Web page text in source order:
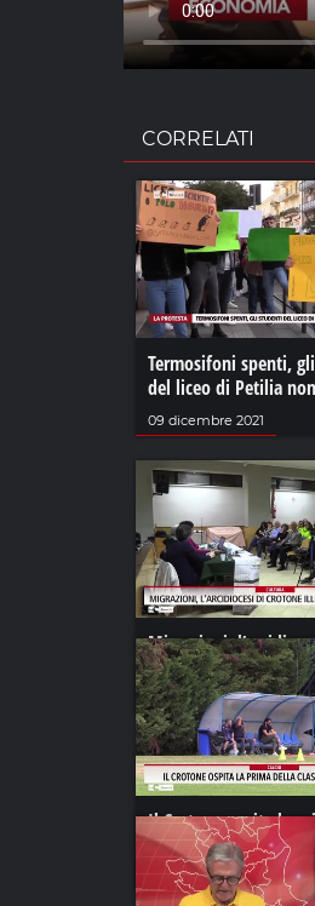
CORRELATI
Termosifoni spenti,
del liceo di Petilia
09 dicembre 2021
Migrazioni,
Crotone illustra gli
13 novembre 2023
Il Crotone ospita la
classe con ottimismo
30 ottobre 2024